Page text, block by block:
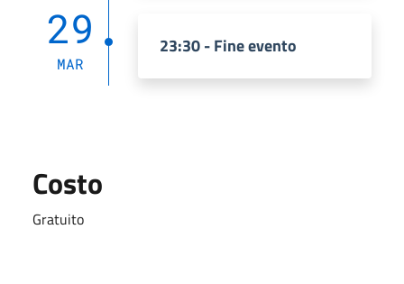
29
MAR
23:30 - Fine evento
Costo
Gratuito